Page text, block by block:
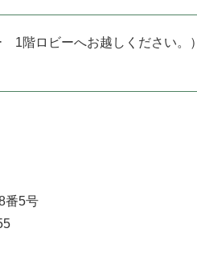
1階ロビーへお越しください。）
番5号